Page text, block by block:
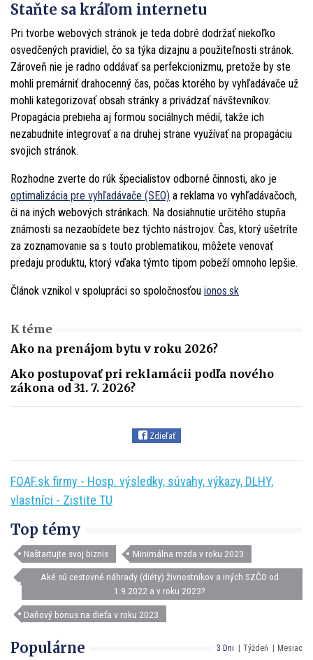
Staňte sa kráľom internetu
Pri tvorbe webových stránok je teda dobré dodržať niekoľko
osvedčených pravidiel, čo sa týka dizajnu a použiteľnosti stránok.
Zároveň nie je radno oddávať sa perfekcionizmu, pretože by ste
mohli premárniť drahocenný čas, počas ktorého by vyhľadávače už
mohli kategorizovať obsah stránky a privádzať návštevníkov.
Propagácia prebieha aj formou sociálnych médií, takže ich
nezabudnite integrovať a na druhej strane využívať na propagáciu
svojich stránok.
Rozhodne zverte do rúk špecialistov odborné činnosti, ako je
optimalizácia pre vyhľadávače (SEO) a reklama vo vyhľadávačoch,
či na iných webových stránkach. Na dosiahnutie určitého stupňa
známosti sa nezaobídete bez týchto nástrojov. Čas, ktorý ušetríte
za zoznamovanie sa s touto problematikou, môžete venovať
predaju produktu, ktorý vďaka týmto tipom pobeží omnoho lepšie.
Článok vznikol v spolupráci so spoločnosťou ionos.sk
K téme
Ako na prenájom bytu v roku 2026?
Ako postupovať pri reklamácii podľa nového
zákona od 31. 7. 2026?
Zdieľať
FOAF.sk firmy - Hosp. výsledky, súvahy, výkazy, DLHY,
vlastníci - Zistite TU
Top témy
Naštartujte svoj biznis Minimálna mzda v roku 2023
Aké sú cestovné náhrady (diéty) živnostníkov a iných SZČO od
1.9.2022 a v roku 2023?
Daňový bonus na dieťa v roku 2023
3 Dni Týždeň Mesiac
Populárne